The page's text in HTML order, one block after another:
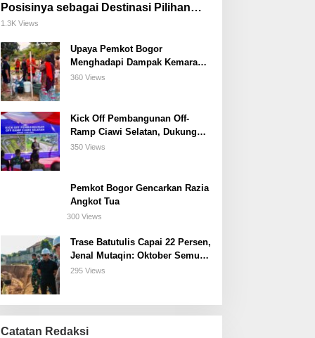
Posisinya sebagai Destinasi Pilihan
untuk Bisnis, Staycation, Meeting, dan
1.3K Views
Upaya Pemkot Bogor
Menghadapi Dampak Kemarau
Panjang
360 Views
Kick Off Pembangunan Off-
Ramp Ciawi Selatan, Dukung
Konektivitas Antarwilayah di
350 Views
Pemkot Bogor Gencarkan Razia
Angkot Tua
300 Views
Trase Batutulis Capai 22 Persen,
Jenal Mutaqin: Oktober Semua
Harus Beres
295 Views
Catatan Redaksi